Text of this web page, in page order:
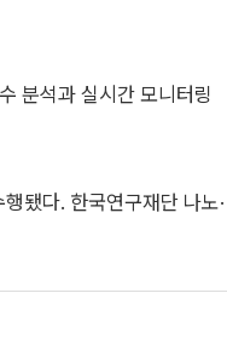
분석과 실시간 모니터링
됐다. 한국연구재단 나노·